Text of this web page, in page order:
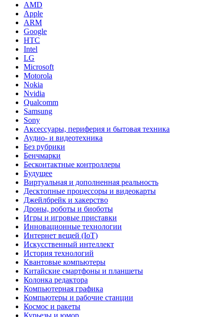
AMD
Apple
ARM
Google
HTC
Intel
LG
Microsoft
Motorola
Nokia
Nvidia
Qualcomm
Samsung
Sony
Аксессуары, периферия и бытовая техника
Аудио- и видеотехника
Без рубрики
Бенчмарки
Бесконтактные контроллеры
Будущее
Виртуальная и дополненная реальность
Десктопные процессоры и видеокарты
Джейлбрейк и хакерство
Дроны, роботы и биоботы
Игры и игровые приставки
Инновационные технологии
Интернет вещей (IoT)
Искусственный интеллект
История технологий
Квантовые компьютеры
Китайские смартфоны и планшеты
Колонка редактора
Компьютерная графика
Компьютеры и рабочие станции
Космос и ракеты